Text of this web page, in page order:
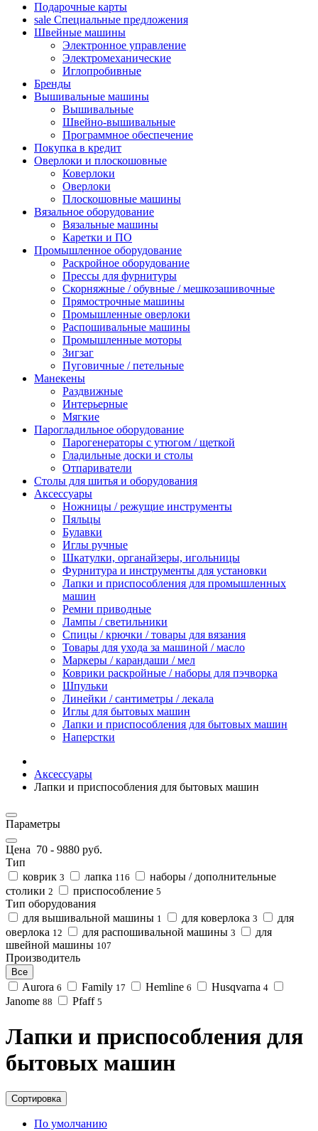
Подарочные карты
sale Специальные предложения
Швейные машины
Электронное управление
Электромеханические
Иглопробивные
Бренды
Вышивальные машины
Вышивальные
Швейно-вышивальные
Программное обеспечение
Покупка в кредит
Оверлоки и плоскошовные
Коверлоки
Оверлоки
Плоскошовные машины
Вязальное оборудование
Вязальные машины
Каретки и ПО
Промышленное оборудование
Раскройное оборудование
Прессы для фурнитуры
Скорняжные / обувные / мешкозашивочные
Прямострочные машины
Промышленные оверлоки
Распошивальные машины
Промышленные моторы
Зигзаг
Пуговичные / петельные
Манекены
Раздвижные
Интерьерные
Мягкие
Парогладильное оборудование
Парогенераторы с утюгом / щеткой
Гладильные доски и столы
Отпариватели
Столы для шитья и оборудования
Аксессуары
Ножницы / режущие инструменты
Пяльцы
Булавки
Иглы ручные
Шкатулки, органайзеры, игольницы
Фурнитура и инструменты для установки
Лапки и приспособления для промышленных
машин
Ремни приводные
Лампы / светильники
Спицы / крючки / товары для вязания
Товары для ухода за машиной / масло
Маркеры / карандаши / мел
Коврики раскройные / наборы для пэчворка
Шпульки
Линейки / сантиметры / лекала
Иглы для бытовых машин
Лапки и приспособления для бытовых машин
Наперстки
Аксессуары
Лапки и приспособления для бытовых машин
Параметры
Цена 70 - 9880 руб.
Тип
коврик 3 лапка 116
наборы / дополнительные
столики 2 приспособление 5
Тип оборудования
для вышивальной машины 1 для коверлока 3
для
оверлока 12 для распошивальной машины 3
для
швейной машины 107
Производитель
Все
Aurora 6 Family 17 Hemline 6 Husqvarna 4
Janome 88 Pfaff 5
Лапки и приспособления для
бытовых машин
Сортировка
По умолчанию